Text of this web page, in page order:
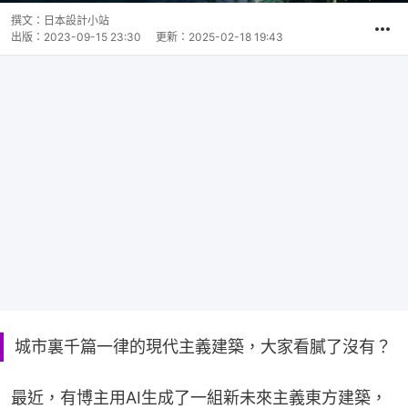
撰文： 日本設計小站
出版： 2023-09-15 23:30 更新： 2025-02-18 19:43
城市裏千篇一律的現代主義建築，大家看膩了沒有？
最近，有博主用AI生成了一組新未來主義東方建築，